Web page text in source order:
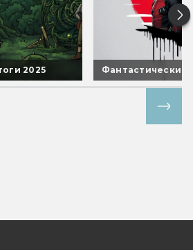
2025 Фантастические